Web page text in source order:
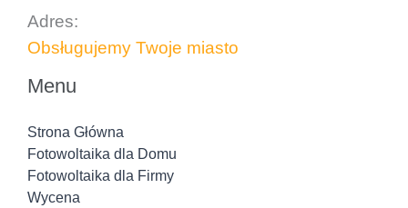
Adres:
Obsługujemy Twoje miasto
Menu
Strona Główna
Fotowoltaika dla Domu
Fotowoltaika dla Firmy
Wycena